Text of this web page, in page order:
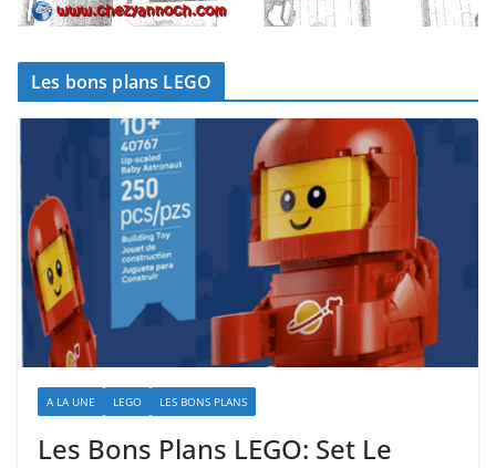
Les bons plans LEGO
A LA UNE LEGO LES BONS PLANS
Les Bons Plans LEGO: Set Le